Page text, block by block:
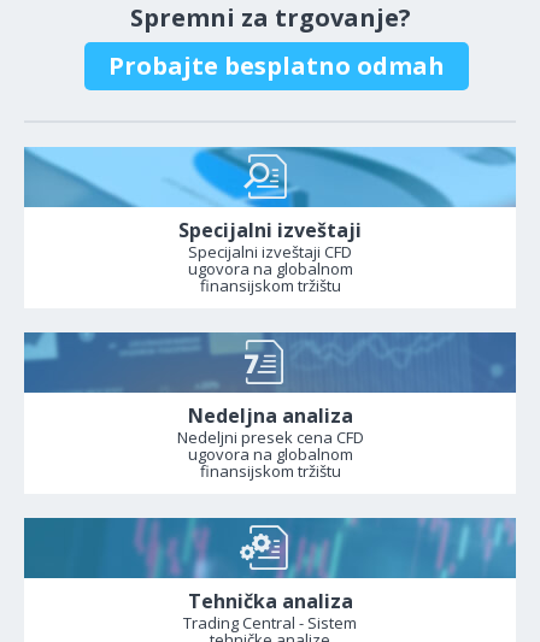
Spremni za trgovanje?
Probajte besplatno odmah
Specijalni izveštaji
Specijalni izveštaji CFD
ugovora na globalnom
finansijskom tržištu
Nedeljna analiza
Nedeljni presek cena CFD
ugovora na globalnom
finansijskom tržištu
Tehnička analiza
Trading Central - Sistem